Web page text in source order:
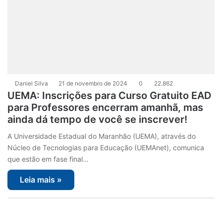
Daniel Silva 21 de novembro de 2024 0 22.862
UEMA: Inscrições para Curso Gratuito EAD
para Professores encerram amanhã, mas
ainda dá tempo de você se inscrever!
A Universidade Estadual do Maranhão (UEMA), através do
Núcleo de Tecnologias para Educação (UEMAnet), comunica
que estão em fase final…
Leia mais »